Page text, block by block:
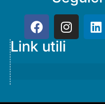
Link utili